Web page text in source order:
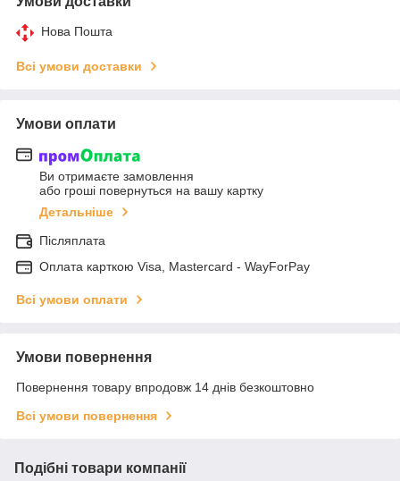
Нова Пошта
Всі умови доставки
Умови оплати
Ви отримаєте замовлення
або гроші повернуться на вашу картку
Детальніше
Післяплата
Оплата карткою Visa, Mastercard - WayForPay
Всі умови оплати
Умови повернення
Повернення товару впродовж 14 днів безкоштовно
Всі умови повернення
Подібні товари компанії